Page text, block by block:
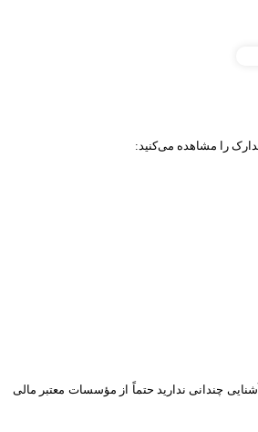
را مشاهده می‌کنید:
چندانی ندارید حتماً از مؤسسات معتبر مالی